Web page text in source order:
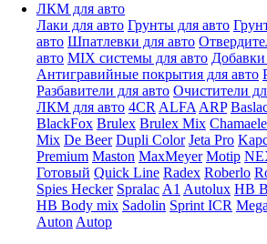
ЛКМ для авто
Лаки для авто Грунты для авто
авто Шпатлевки для авто
авто MIX системы для авто Добавки
Антигравийные покрытия для авто
Разбавители для авто Очистители
ЛКМ для авто 4CR ALFA ARP
BlackFox Brulex Brulex Mix
Mix De Beer Dupli Color Jeta Pro
Premium Maston MaxMeyer Motip
Готовый Quick Line Radex Roberlo
Spies Hecker Spralac A1 Autolux HB
HB Body mix Sadolin Sprint ICR
Auton Autop